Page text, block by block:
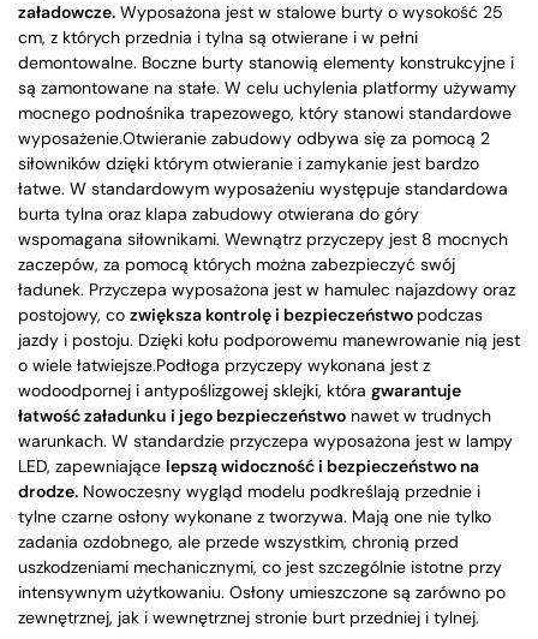
załadowcze. Wyposażona jest w stalowe burty o wysokość 25
cm, z których przednia i tylna są otwierane i w pełni
demontowalne. Boczne burty stanowią elementy konstrukcyjne i
są zamontowane na stałe. W celu uchylenia platformy używamy
mocnego podnośnika trapezowego, który stanowi standardowe
wyposażenie.Otwieranie zabudowy odbywa się za pomocą 2
siłowników dzięki którym otwieranie i zamykanie jest bardzo
łatwe. W standardowym wyposażeniu występuje standardowa
burta tylna oraz klapa zabudowy otwierana do góry
wspomagana siłownikami. Wewnątrz przyczepy jest 8 mocnych
zaczepów, za pomocą których można zabezpieczyć swój
ładunek. Przyczepa wyposażona jest w hamulec najazdowy oraz
postojowy, co zwiększa kontrolę i bezpieczeństwo podczas
jazdy i postoju. Dzięki kołu podporowemu manewrowanie nią jest
o wiele łatwiejsze.Podłoga przyczepy wykonana jest z
wodoodpornej i antypoślizgowej sklejki, która gwarantuje
łatwość załadunku i jego bezpieczeństwo nawet w trudnych
warunkach. W standardzie przyczepa wyposażona jest w lampy
LED, zapewniające lepszą widoczność i bezpieczeństwo na
drodze. Nowoczesny wygląd modelu podkreślają przednie i
tylne czarne osłony wykonane z tworzywa. Mają one nie tylko
zadania ozdobnego, ale przede wszystkim, chronią przed
uszkodzeniami mechanicznymi, co jest szczególnie istotne przy
intensywnym użytkowaniu. Osłony umieszczone są zarówno po
zewnętrznej, jak i wewnętrznej stronie burt przedniej i tylnej.